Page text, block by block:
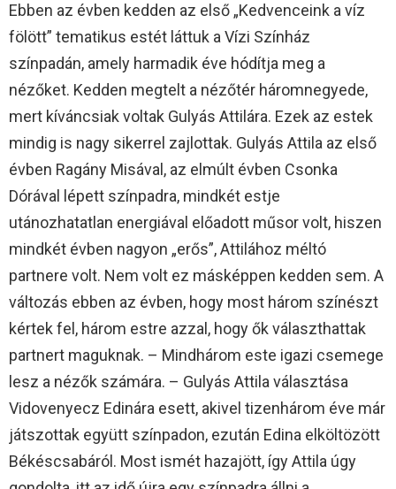
Ebben az évben kedden az első „Kedvenceink a víz
fölött” tematikus estét láttuk a Vízi Színház
színpadán, amely harmadik éve hódítja meg a
nézőket. Kedden megtelt a nézőtér háromnegyede,
mert kíváncsiak voltak Gulyás Attilára. Ezek az estek
mindig is nagy sikerrel zajlottak. Gulyás Attila az első
évben Ragány Misával, az elmúlt évben Csonka
Dórával lépett színpadra, mindkét estje
utánozhatatlan energiával előadott műsor volt, hiszen
mindkét évben nagyon „erős”, Attilához méltó
partnere volt. Nem volt ez másképpen kedden sem. A
változás ebben az évben, hogy most három színészt
kértek fel, három estre azzal, hogy ők választhattak
partnert maguknak. – Mindhárom este igazi csemege
lesz a nézők számára. – Gulyás Attila választása
Vidovenyecz Edinára esett, akivel tizenhárom éve már
játszottak együtt színpadon, ezután Edina elköltözött
Békéscsabáról. Most ismét hazajött, így Attila úgy